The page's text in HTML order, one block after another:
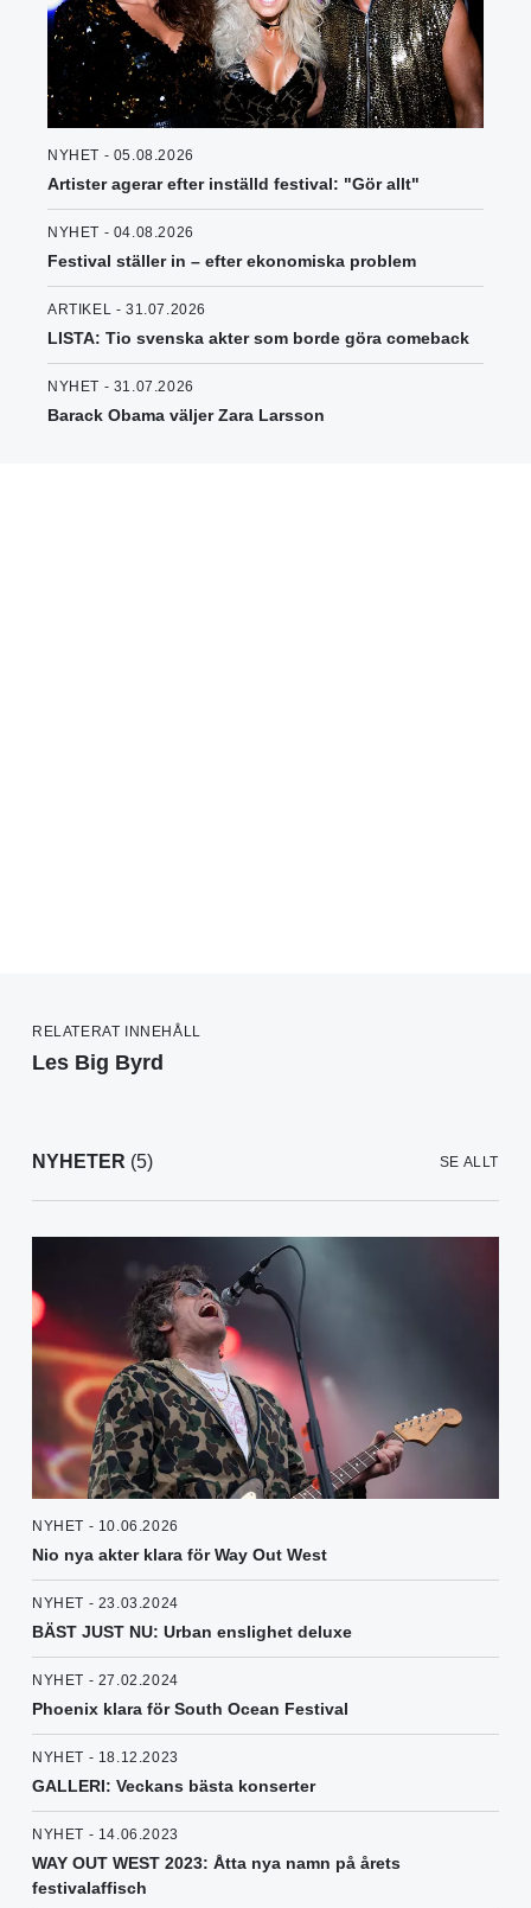
NYHET - 05.08.2026
Artister agerar efter inställd festival: "Gör allt"
NYHET - 04.08.2026
Festival ställer in – efter ekonomiska problem
ARTIKEL - 31.07.2026
LISTA: Tio svenska akter som borde göra comeback
NYHET - 31.07.2026
Barack Obama väljer Zara Larsson
RELATERAT INNEHÅLL
Les Big Byrd
NYHETER (5) SE ALLT
NYHET - 10.06.2026
Nio nya akter klara för Way Out West
NYHET - 23.03.2024
BÄST JUST NU: Urban enslighet deluxe
NYHET - 27.02.2024
Phoenix klara för South Ocean Festival
NYHET - 18.12.2023
GALLERI: Veckans bästa konserter
NYHET - 14.06.2023
WAY OUT WEST 2023: Åtta nya namn på årets
festivalaffisch